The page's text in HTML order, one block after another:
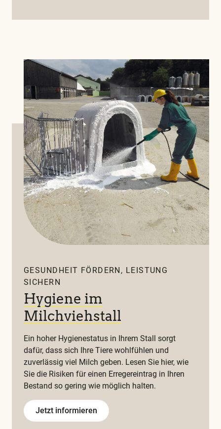
GESUNDHEIT FÖRDERN, LEISTUNG
SICHERN
Hygiene im
Milchviehstall
Ein hoher Hygienestatus in Ihrem Stall sorgt
dafür, dass sich Ihre Tiere wohlfühlen und
zuverlässig viel Milch geben. Lesen Sie hier, wie
Sie die Risiken für einen Erregereintrag in Ihren
Bestand so gering wie möglich halten.
Jetzt informieren